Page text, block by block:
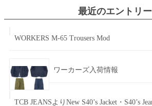
最近のエントリー
WORKERS M-65 Trousers Mod
ワーカーズ入荷情報
TCB JEANSよりNew S40’s Jacket・S40’s